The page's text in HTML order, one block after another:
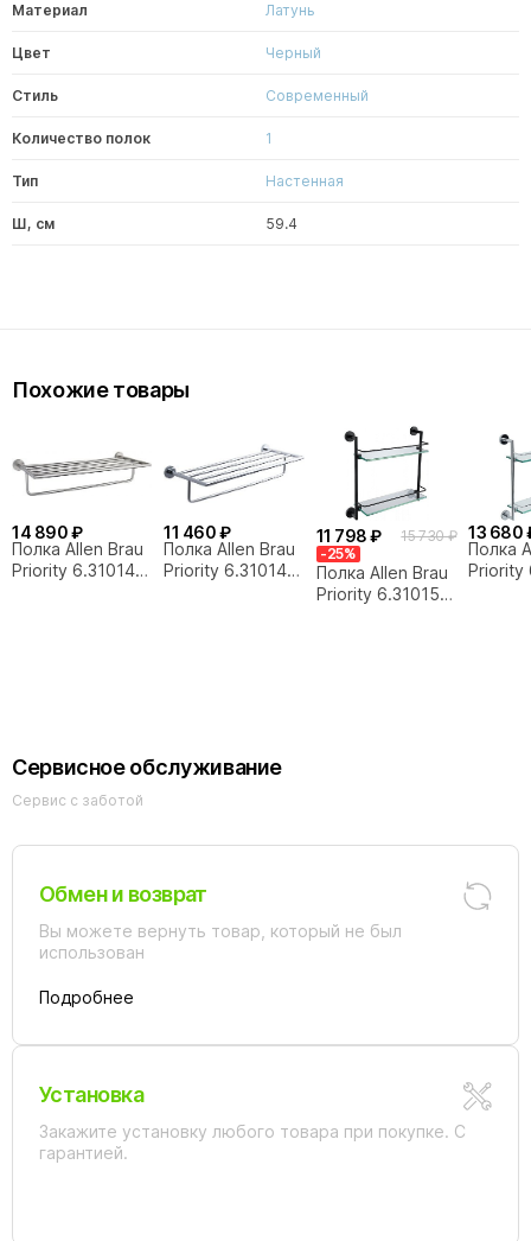
Материал Латунь
Цвет Черный
Стиль Современный
Количество полок 1
Тип Настенная
Ш, см 59.4
Похожие товары
14 890 ₽
Полка Allen Brau
Priority 6.31014-
11 460 ₽
Полка Allen Brau
Priority 6.31014-
11 798 ₽
15 730 ₽
-25%
Полка Allen Brau
Priority 6.31015-
13 680
Полка
Priority
Сервисное обслуживание
Сервис с заботой
Обмен и возврат
Вы можете вернуть товар, который не был
использован
Подробнее
Установка
Закажите установку любого товара при покупке. С
гарантией.